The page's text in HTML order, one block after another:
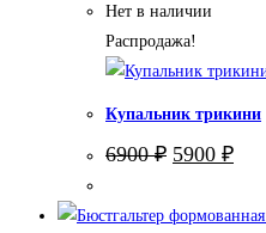
Нет в наличии
Распродажа!
Купальник трикини
6900₽
цена
6900 ₽.
5900 ₽